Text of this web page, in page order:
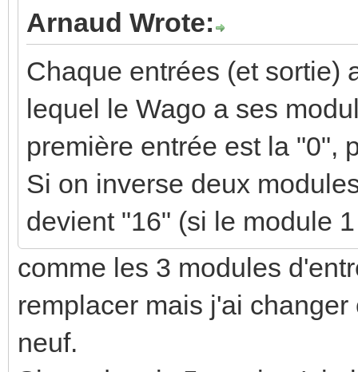
Arnaud Wrote:
Chaque entrées (et sortie)
lequel le Wago a ses
première entrée est la "0",
Si on inverse deux
devient "16" (si le module
comme les 3 modules
remplacer mais j'ai
neuf.